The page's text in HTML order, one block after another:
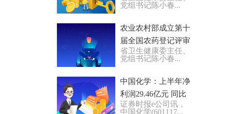
党组书记陈小春...
农业农村部成立第十
届全国农药登记评审
委员会
省卫生健康委主任、
党组书记陈小春...
中国化学：上半年净
利润29.46亿元 同比
增11.23%
证券时报e公司讯，
中国化学(601117...